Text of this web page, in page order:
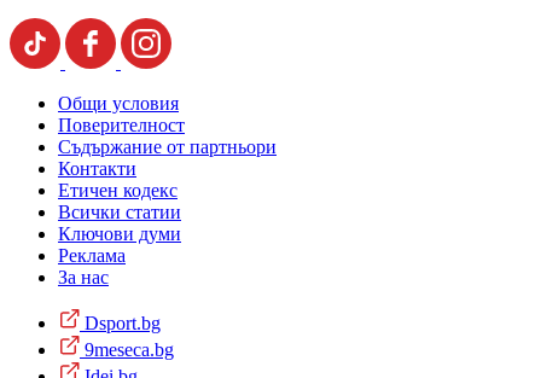
Общи условия
Поверителност
Съдържание от партньори
Контакти
Етичен кодекс
Всички статии
Ключови думи
Реклама
За нас
Dsport.bg
9meseca.bg